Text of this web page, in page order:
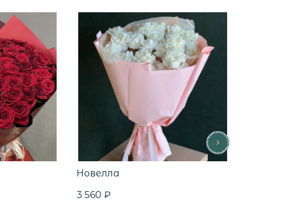
Новелла
3 560 ₽